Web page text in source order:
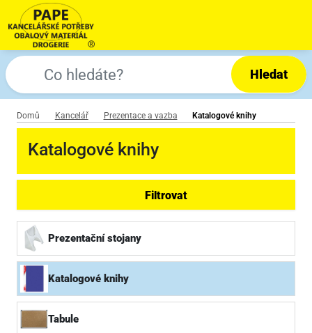
Hledat
Domů Kancelář Prezentace a vazba Katalogové knihy
Katalogové knihy
Filtrovat
Prezentační stojany
Katalogové knihy
Tabule